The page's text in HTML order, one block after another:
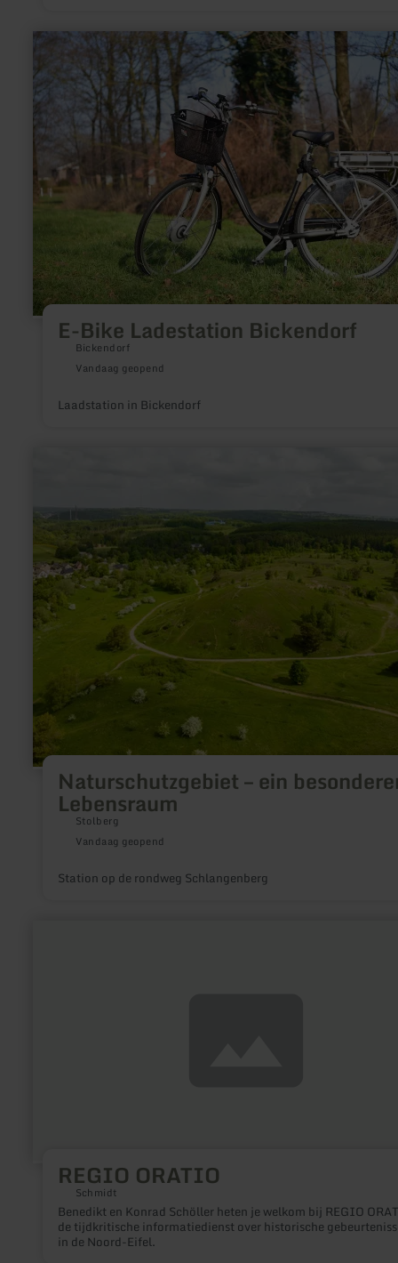
E-Bike Ladestation Bickendorf
Bickendorf
Vandaag geopend
Laadstation in Bickendorf
meer
informatie
over:
E-
Bike
Ladestation
Bickendorf
Naturschutzgebiet – ein
Lebensraum
Stolberg
Vandaag geopend
Station op de rondweg Schlangenberg
–
besonderer
Lebensraum
REGIO ORATIO
Schmidt
Benedikt en Konrad Schöller heten je welkom bij REGIO
de tijdkritische informatiedienst over historische
in de Noord-Eifel.